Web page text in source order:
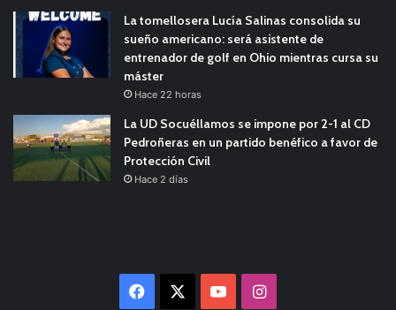
La tomellosera Lucía Salinas consolida su
sueño americano: será asistente de
entrenador de golf en Ohio mientras cursa su
máster
Hace 22 horas
La UD Socuéllamos se impone por 2-1 al CD
Pedroñeras en un partido benéfico a favor de
Protección Civil
Hace 2 días
Facebook YouTubeInstagram